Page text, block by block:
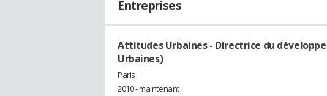
Entreprises
Attitudes Urbaines- Directrice du
Urbaines)
Paris
2010 - maintenant